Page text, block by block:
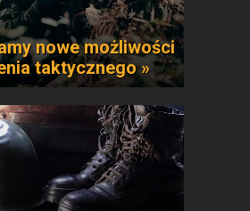
nowe możliwości
taktycznego »